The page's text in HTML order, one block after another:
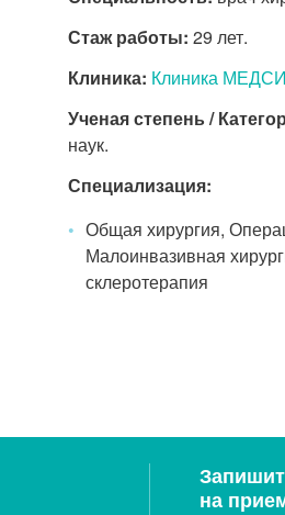
Стаж работы: 29 лет.
Клиника: Клиника
Ученая степень /
наук.
Специализация:
Общая хирургия,
Малоинвазивная
склеротерапия
на